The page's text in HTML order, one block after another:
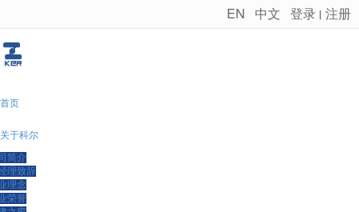
很遗憾，因您的浏览器版本过低导致无法获得最佳浏览体验，推荐下载安装谷歌浏览器！
EN 中文 登录 丨 注册
首页
关于科尔
简介
理致辞
理念
荣誉